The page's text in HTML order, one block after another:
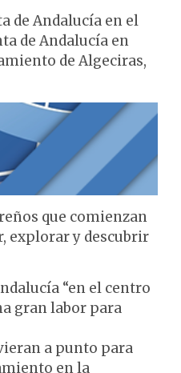
de Andalucía en el
de Andalucía en
de Algeciras,
que comienzan
explorar y descubrir
“en el centro
gran labor para
a punto para
en la